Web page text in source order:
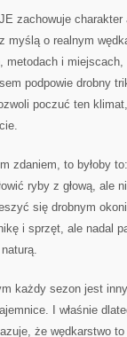
zachowuje
myślą o realnym
i
podpowie drobny
poczuć ten
zdaniem, to byłoby
ryby z głową, ale
się drobnym
i sprzęt, ale nadal
każdy sezon jest
I właśnie
że wędkarstwo